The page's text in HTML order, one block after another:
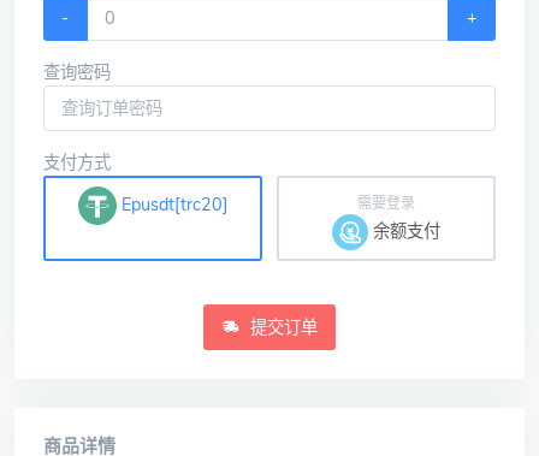
-
+
查询密码
支付方式
Epusdt[trc20]
需要登录
余额支付
提交订单
商品详情